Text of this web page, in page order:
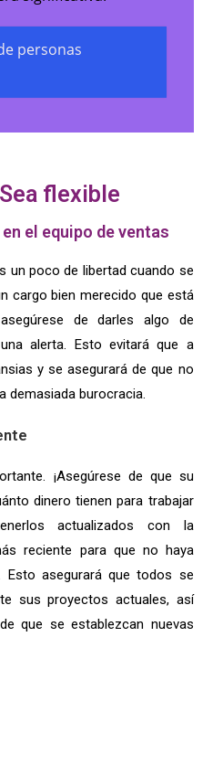
personas
flexible
el equipo de ventas
un poco de libertad cuando se
cargo bien merecido que está
de darles algo de
alerta. Esto evitará que a
y se asegurará de que no
demasiada burocracia.
¡Asegúrese de que su
dinero tienen para trabajar
actualizados con la
reciente para que no haya
asegurará que todos se
sus proyectos actuales, así
que se establezcan nuevas